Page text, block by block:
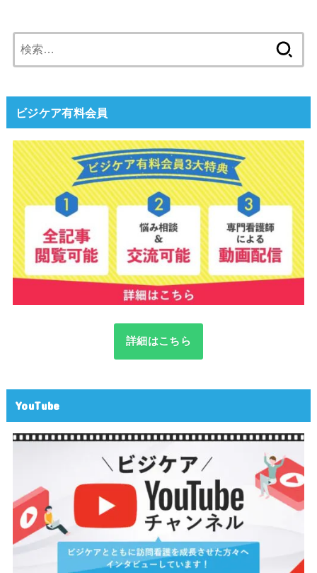
索:
ビジケア有料会員
詳細はこちら
YouTube